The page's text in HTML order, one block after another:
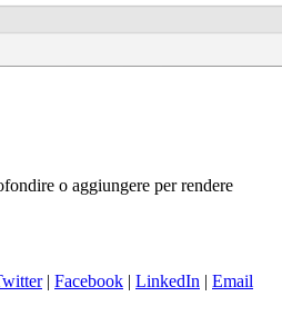
o aggiungere per rendere
| Facebook | LinkedIn | Email